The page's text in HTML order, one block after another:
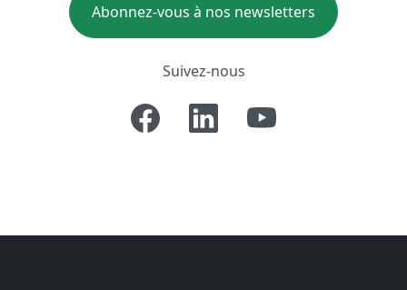
Abonnez-vous à nos newsletters
Suivez-nous